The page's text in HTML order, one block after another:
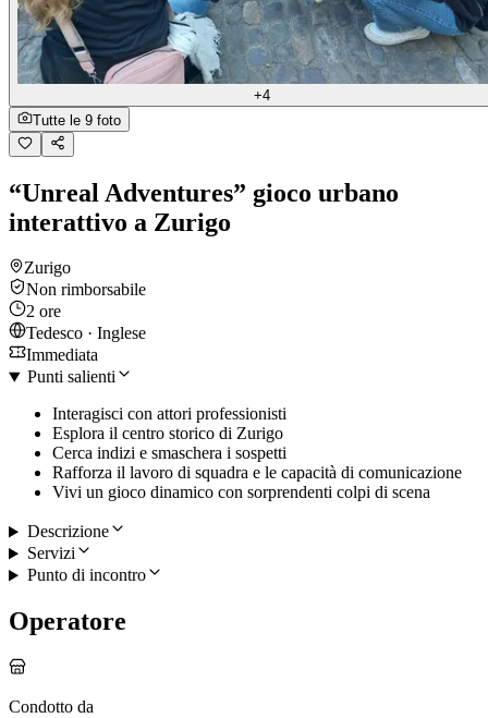
+4
Tutte le 9 foto
“Unreal Adventures” gioco urbano
interattivo a Zurigo
Zurigo
Non rimborsabile
2 ore
Tedesco · Inglese
Immediata
Punti salienti
Interagisci con attori professionisti
Esplora il centro storico di Zurigo
Cerca indizi e smaschera i sospetti
Rafforza il lavoro di squadra e le capacità di comunicazione
Vivi un gioco dinamico con sorprendenti colpi di scena
Descrizione
Servizi
Punto di incontro
Operatore
Condotto da